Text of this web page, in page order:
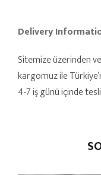
Delivery
Sitemize üzerinden
kargomuz ile
4-7 iş günü içinde